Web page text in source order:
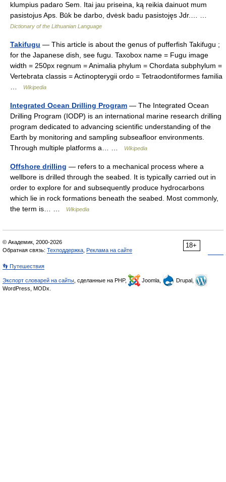
klumpius padaro Sem. Itai jau priseina, ką reikia dainuot mum
pasistojus Aps. Būk be darbo, dvėsk badu pasistojęs Jdr.… …
Dictionary of the Lithuanian Language
Takifugu — This article is about the genus of pufferfish Takifugu ;
for the Japanese dish, see fugu. Taxobox name = Fugu image
width = 250px regnum = Animalia phylum = Chordata subphylum =
Vertebrata classis = Actinopterygii ordo = Tetraodontiformes familia
Wikipedia
Integrated Ocean Drilling Program — The Integrated Ocean
Drilling Program (IODP) is an international marine research drilling
program dedicated to advancing scientific understanding of the
Earth by monitoring and sampling subseafloor environments.
Through multiple platforms a… …
Wikipedia
Offshore drilling — refers to a mechanical process where a
wellbore is drilled through the seabed. It is typically carried out in
order to explore for and subsequently produce hydrocarbons
which lie in rock formations beneath the seabed. Most commonly,
the term is… …
Wikipedia
18+
© Академик, 2000-2026
Обратная связь: Техподдержка Реклама на сайте
👣 Путешествия
Экспорт словарей на сайты , сделанные на PHP, Joomla,
Drupal,
WordPress, MODx.